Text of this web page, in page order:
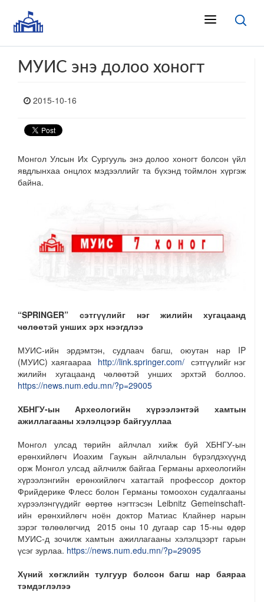
МУИС энэ долоо хоногт
2015-10-16
Монгол Улсын Их Сургууль энэ долоо хоногт болсон үйл
явдлынхаа онцлох мэдээллийг та бүхэнд тоймлон хүргэж
байна.
“SPRINGER” сэтгүүлийг нэг жилийн хугацаанд
чөлөөтэй унших эрх нээгдлээ
МУИС-ийн эрдэмтэн, судлаач багш, оюутан нар IP
(МУИС) хаягаараа http://link.springer.com/сэтгүүлийг нэг
жилийн хугацаанд чөлөөтэй унших эрхтэй боллоо.
https://news.num.edu.mn/?p=29005
ХБНГУ-ын Археологийн хүрээлэнтэй хамтын
ажиллагааны хэлэлцээр байгууллаа
Монгол улсад төрийн айлчлал хийж буй ХБНГУ-ын
ерөнхийлөгч Иоахим Гаукын айлчлалын бүрэлдэхүүнд
орж Монгол улсад айлчилж байгаа Германы археологийн
хүрээлэнгийн ерөнхийлөгч хатагтай профессор доктор
Фрийдерике Флесс болон Германы томоохон судалгааны
хүрээлэнгүүдийг өөртөө нэгтгэсэн Leibnitz Gemeinschaft-
ийн ерөнхийлөгч ноён доктор Матиас Клайнер нарын
зэрэг төлөөлөгчид 2015 оны 10 дугаар сар 15-ны өдөр
МУИС-д зочилж хамтын ажиллагааны хэлэлцээрт гарын
үсэг зурлаа. https://news.num.edu.mn/?p=29095
Хүний хөгжлийн тулгуур болсон багш нар баяраа
тэмдэглэлээ